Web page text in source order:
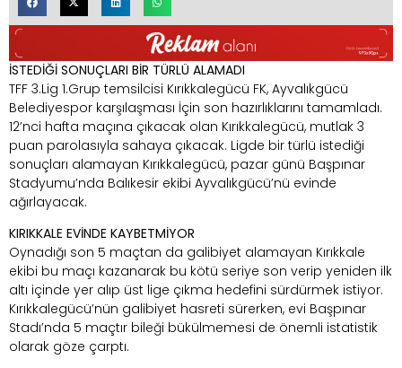
İSTEDİĞİ SONUÇLARI BİR TÜRLÜ ALAMADI
TFF 3.Lig 1.Grup temsilcisi Kırıkkalegücü FK, Ayvalıkgücü
Belediyespor karşılaşması İçin son hazırlıklarını tamamladı.
12’nci hafta maçına çıkacak olan Kırıkkalegücü, mutlak 3
puan parolasıyla sahaya çıkacak. Ligde bir türlü istediği
sonuçları alamayan Kırıkkalegücü, pazar günü Başpınar
Stadyumu’nda Balıkesir ekibi Ayvalıkgücü’nü evinde
ağırlayacak.
KIRIKKALE EVİNDE KAYBETMİYOR
Oynadığı son 5 maçtan da galibiyet alamayan Kırıkkale
ekibi bu maçı kazanarak bu kötü seriye son verip yeniden ilk
altı içinde yer alıp üst lige çıkma hedefini sürdürmek istiyor.
Kırıkkalegücü’nün galibiyet hasreti sürerken, evi Başpınar
Stadı’nda 5 maçtır bileği bükülmemesi de önemli istatistik
olarak göze çarptı.